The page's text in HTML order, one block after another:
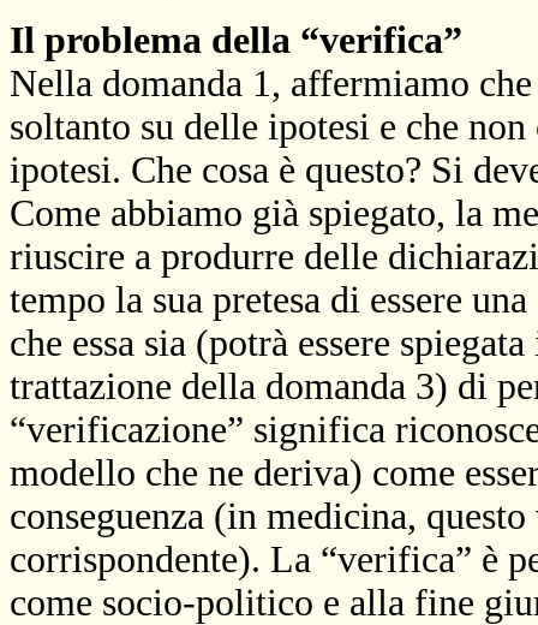
Il problema della “verifica”
Nella domanda 1, affermiamo
soltanto su delle ipotesi e che
ipotesi. Che cosa è questo? Si
Come abbiamo già spiegato, la
riuscire a produrre delle
tempo la sua pretesa di essere
che essa sia (potrà essere
trattazione della domanda 3) di
“verificazione” significa
modello che ne deriva) come
conseguenza (in medicina,
corrispondente). La “verifica” è
come socio-politico e alla fine